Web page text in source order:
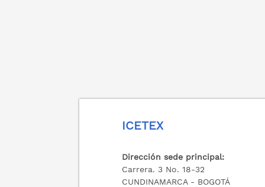
ICETEX
Dirección sede principal:
Carrera. 3 No. 18-32
CUNDINAMARCA - BOGOTÁ